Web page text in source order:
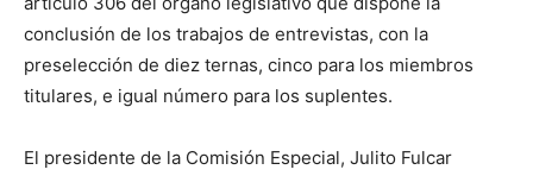
conclusión de los trabajos de entrevistas, con la
preselección de diez ternas, cinco para los miembros
titulares, e igual número para los suplentes.
El presidente de la Comisión Especial, Julito Fulcar